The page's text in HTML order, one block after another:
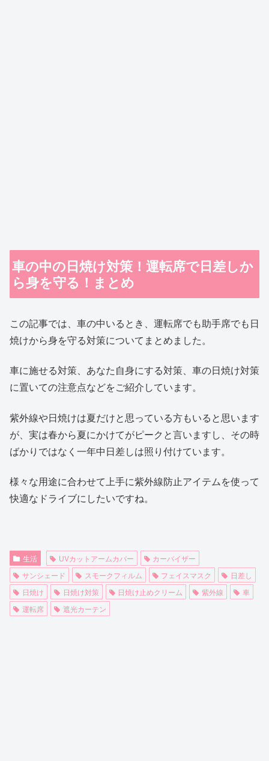
車の中の日焼け対策！運転席で日差しか
ら身を守る！まとめ
この記事では、車の中いるとき、運転席でも助手席でも日
焼けから身を守る対策についてまとめました。
車に施せる対策、あなた自身にする対策、車の日焼け対策
に置いての注意点などをご紹介しています。
紫外線や日焼けは夏だけと思っている方もいると思います
が、実は春から夏にかけてがピークと言いますし、その時
ばかりではなく一年中日差しは照り付けています。
様々な用途に合わせて上手に紫外線防止アイテムを使って
快適なドライブにしたいですね。
生活 UVカットアームカバー
カーバイザー
サンシェード
スモークフィルム フェイスマスク
日差し
日焼け
日焼け対策 日焼け止めクリーム 紫外線
車
運転席
遮光カーテン